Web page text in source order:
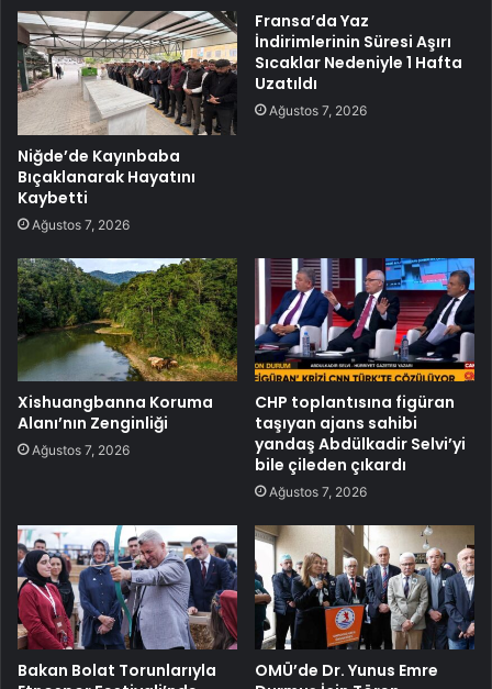
Niğde’de Kayınbaba
Bıçaklanarak Hayatını
Kaybetti
Ağustos 7, 2026
Fransa’da Yaz
İndirimlerinin Süresi Aşırı
Sıcaklar Nedeniyle 1 Hafta
Uzatıldı
Ağustos 7, 2026
Xishuangbanna Koruma
Alanı’nın Zenginliği
Ağustos 7, 2026
CHP toplantısına figüran
taşıyan ajans sahibi
yandaş Abdülkadir Selvi’yi
bile çileden çıkardı
Ağustos 7, 2026
Bakan Bolat Torunlarıyla
OMÜ’de Dr. Yunus Emre